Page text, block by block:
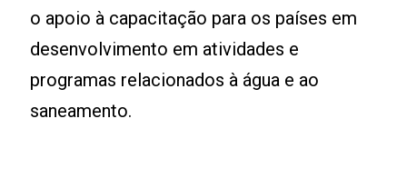
o apoio à capacitação para os países em
desenvolvimento em atividades e
programas relacionados à água e ao
saneamento.